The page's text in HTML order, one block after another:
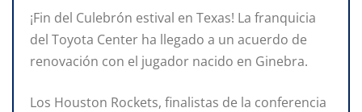
¡Fin del Culebrón estival en Texas! La franquicia
del Toyota Center ha llegado a un acuerdo de
renovación con el jugador nacido en Ginebra.
Los Houston Rockets, finalistas de la conferencia